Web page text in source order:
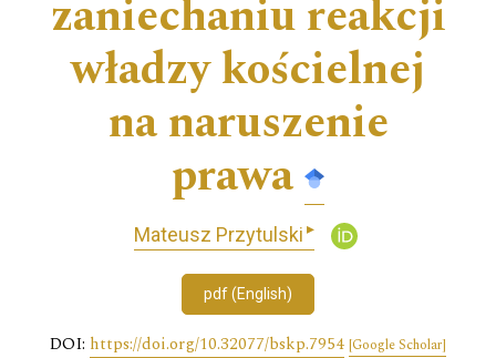
zaniechaniu reakcji
władzy kościelnej
na naruszenie
prawa
Mateusz Przytulski ▸
pdf (English)
DOI: https://doi.org/10.32077/bskp.7954 [Google Scholar]